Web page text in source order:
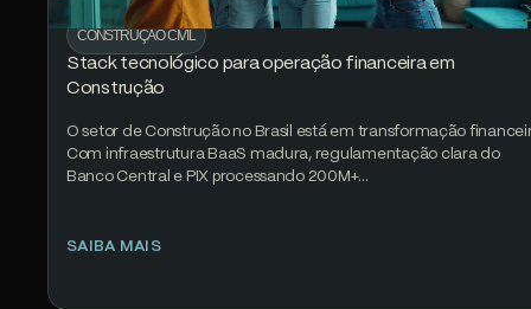
CONSTRUÇÃO CIVIL
Stack tecnológico para operação financeira em
Construção
O setor de Construção no Brasil está em transformação
Com infraestrutura BaaS madura, regulamentação clara do
Banco Central e PIX processando 200M+…
SAIBA MAIS